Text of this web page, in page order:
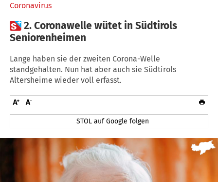
Coronavirus
2. Coronawelle wütet in Südtirols
Seniorenheimen
Lange haben sie der zweiten Corona-Welle
standgehalten. Nun hat aber auch sie Südtirols
Altersheime wieder voll erfasst.
STOL auf Google folgen